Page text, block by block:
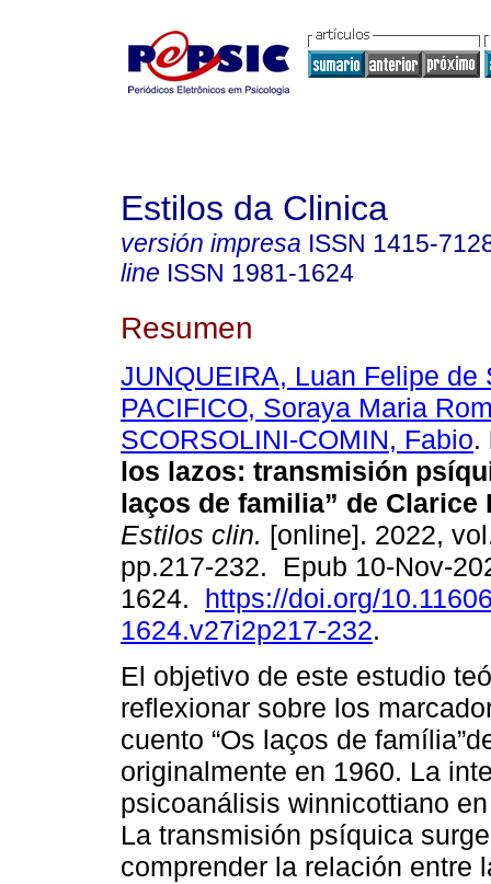
Estilos da Clinica
versión impresa ISSN 1415-
line ISSN 1981-1624
Resumen
JUNQUEIRA, Luan Felipe de
PACIFICO, Soraya Maria
SCORSOLINI-COMIN, Fabio.
los lazos: transmisión
laços de familia” de Clarice
Estilos clin. [online]. 2022,
pp.217-232. Epub 10-Nov-
1624. https://doi.org/
1624.v27i2p217-232.
El objetivo de este estudio
reflexionar sobre los
cuento “Os laços de
originalmente en 1960. La
psicoanálisis winnicottiano
La transmisión psíquica
comprender la relación entre